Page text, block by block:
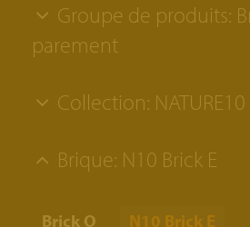
Groupe de produits:
parement
Collection: NATURE10
Brique: N10 Brick E
Brick O
N10 Brick E